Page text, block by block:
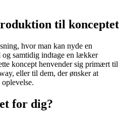
til konceptet
hvor man kan nyde en
samtidig indtage en lækker
koncept henvender sig primært til
eller til dem, der ønsker at
for dig?